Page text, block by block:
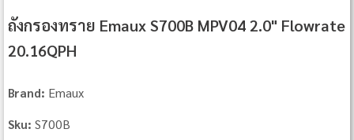
ถังกรองทราย Emaux S700B MPV04 2.0" Flowrate
20.16QPH
Brand: Emaux
Sku: S700B